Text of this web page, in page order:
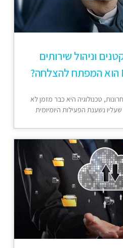
וניהול שירותים
טכנולוגיה היא כבר מזמן לא
נשענת הפעילות היומיומית